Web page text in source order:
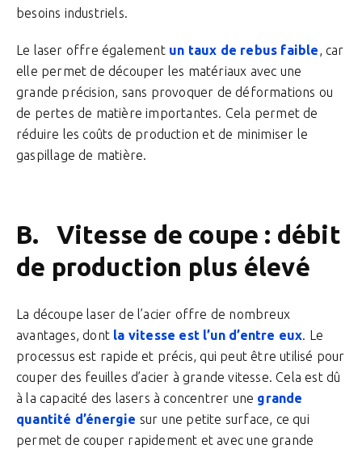
besoins industriels.
Le laser offre également un taux de rebus faible, car
elle permet de découper les matériaux avec une
grande précision, sans provoquer de déformations ou
de pertes de matière importantes. Cela permet de
réduire les coûts de production et de minimiser le
gaspillage de matière.
B. Vitesse de coupe : débit
de production plus élevé
La découpe laser de l’acier offre de nombreux
avantages, dont la vitesse est l’un d’entre eux. Le
processus est rapide et précis, qui peut être utilisé pour
couper des feuilles d’acier à grande vitesse. Cela est dû
à la capacité des lasers à concentrer une grande
quantité d’énergie sur une petite surface, ce qui
permet de couper rapidement et avec une grande